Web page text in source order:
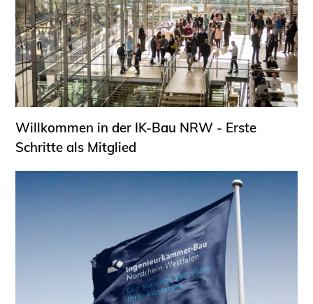
Willkommen in der IK-Bau NRW - Erste
Schritte als Mitglied